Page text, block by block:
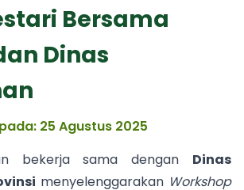
Bersama
Dinas
25 Agustus 2025
bekerja sama dengan Dinas
menyelenggarakan Workshop